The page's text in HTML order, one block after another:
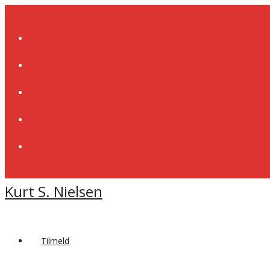
content
Kurt S. Nielsen
Tilmeld